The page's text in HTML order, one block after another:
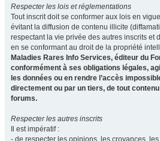
Respecter les lois et réglementations
Tout inscrit doit se conformer aux lois en
évitant la diffusion de contenu illicite
respectant la vie privée des autres inscrits et
en se conformant au droit de la propriété
Maladies Rares Info Services, éditeur du
conformément à ses obligations légales,
les données ou en rendre l’accès
directement ou par un tiers, de tout
forums.
Respecter les autres inscrits
Il est impératif :
- de respecter les opinions, les croyances,